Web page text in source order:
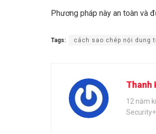
Phương pháp này an toàn và
Tags: cách sao chép nội dung
Thanh
12 năm